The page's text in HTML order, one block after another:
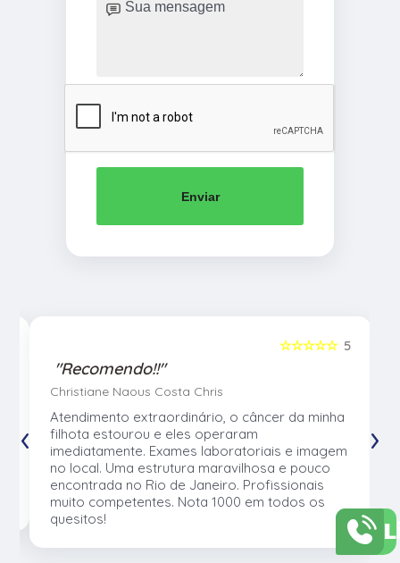
Enviar
5
☆☆☆☆☆
"Recomendo!!"
Christiane Naous Costa Chris
Atendimento extraordinário, o câncer da minha
filhota estourou e eles operaram
imediatamente. Exames laboratoriais e imagem
no local. Uma estrutura maravilhosa e pouco
encontrada no Rio de Janeiro. Profissionais
muito competentes. Nota 1000 em todos os
quesitos!
‹ ›